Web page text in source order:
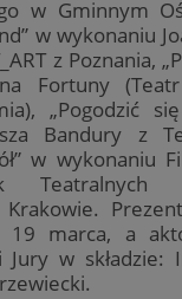
w Gminnym
w wykonaniu
z Poznania,
Fortuny
„Pogodzić
Bandury z
w wykonaniu
Teatralnych
marca, a
Jury w składzie: